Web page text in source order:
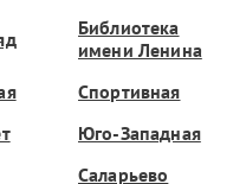
Библиотека
имени Ленина
Спортивная
Юго-Западная
Саларьево